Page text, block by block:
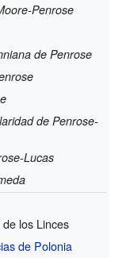
Penrose
de Penrose
de Penrose-
Lucas
los Linces
de Polonia